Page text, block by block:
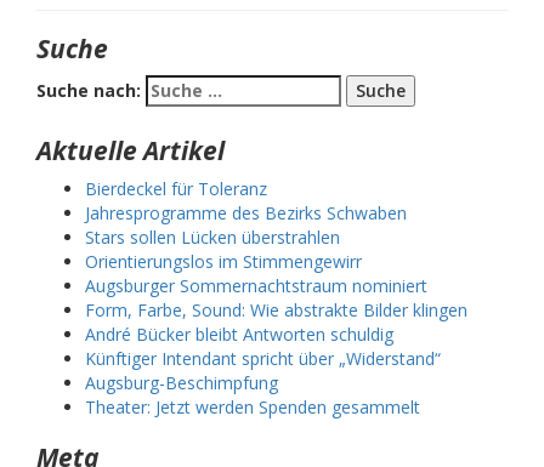
Suche
Suche nach:
Aktuelle Artikel
Bierdeckel für Toleranz
Jahresprogramme des Bezirks Schwaben
Stars sollen Lücken überstrahlen
Orientierungslos im Stimmengewirr
Augsburger Sommernachtstraum nominiert
Form, Farbe, Sound: Wie abstrakte Bilder klingen
André Bücker bleibt Antworten schuldig
Künftiger Intendant spricht über „Widerstand“
Augsburg-Beschimpfung
Theater: Jetzt werden Spenden gesammelt
Meta